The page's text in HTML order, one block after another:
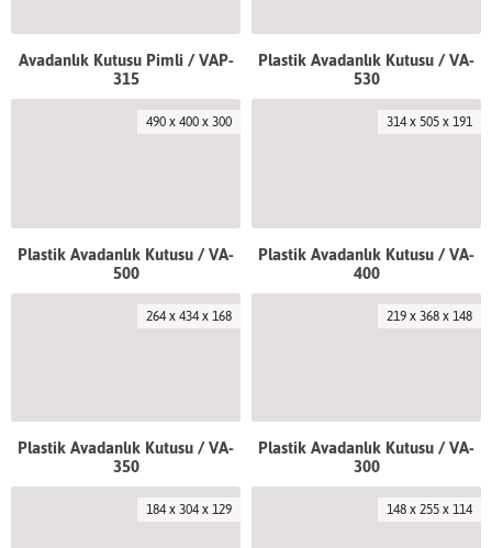
Avadanlık Kutusu Pimli / VAP-
315
Plastik Avadanlık Kutusu / VA-
530
490 x 400 x 300
Plastik Avadanlık Kutusu / VA-
500
314 x 505 x 191
Plastik Avadanlık Kutusu / VA-
400
264 x 434 x 168
Plastik Avadanlık Kutusu / VA-
350
219 x 368 x 148
Plastik Avadanlık Kutusu / VA-
300
184 x 304 x 129 148 x 255 x 114